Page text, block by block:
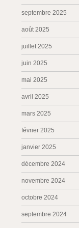
septembre 2025
août 2025
juillet 2025
juin 2025
mai 2025
avril 2025
mars 2025
février 2025
janvier 2025
décembre 2024
novembre 2024
octobre 2024
septembre 2024